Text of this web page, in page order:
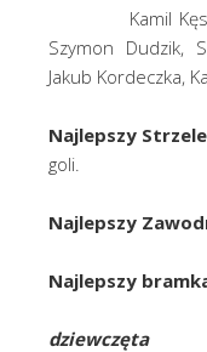
Kamil Kęska,
Szymon Dudzik,
Jakub Kordeczka,
Najlepszy
goli.
Najlepszy
Najlepszy
dziewczęta